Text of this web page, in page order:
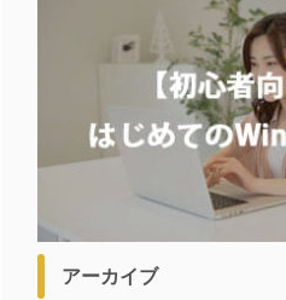
アーカイブ